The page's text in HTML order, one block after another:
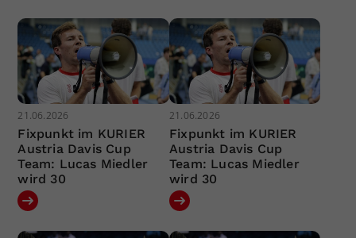
21.06.2026
Fixpunkt im KURIER
Austria Davis Cup
Team: Lucas Miedler
wird 30
21.06.2026
Fixpunkt im KURIER
Austria Davis Cup
Team: Lucas Miedler
wird 30